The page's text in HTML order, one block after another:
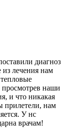
диагноз
лечения нам
наши
и что никакая
прилетели, нам
У нс
врачам!